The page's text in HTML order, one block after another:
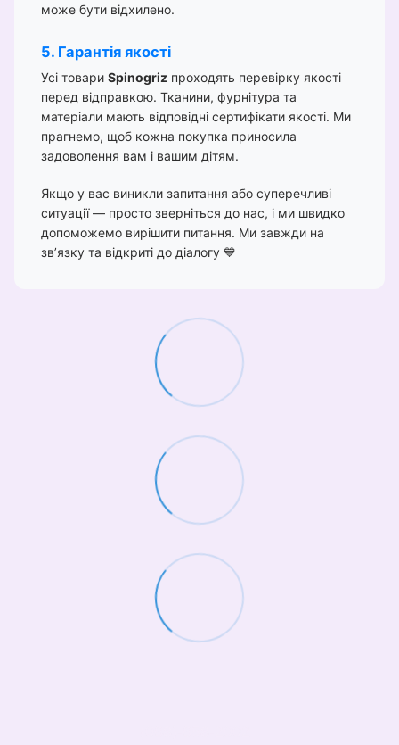
може бути відхилено.
5. Гарантія якості
Усі товари Spinogriz проходять перевірку якості
перед відправкою. Тканини, фурнітура та
матеріали мають відповідні сертифікати якості. Ми
прагнемо, щоб кожна покупка приносила
задоволення вам і вашим дітям.
Якщо у вас виникли запитання або суперечливі
ситуації — просто зверніться до нас, і ми швидко
допоможемо вирішити питання. Ми завжди на
зв’язку та відкриті до діалогу 💙